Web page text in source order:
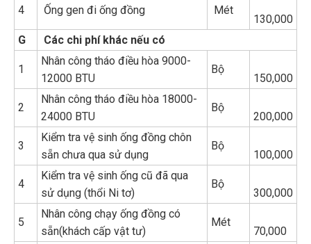
4 Ống gen đi ống đồng Mét
130,000
G
Các chi phí khác nếu có
1
Nhân công tháo điều hòa 9000-
12000 BTU
Bộ
150,000
2
Nhân công tháo điều hòa 18000-
24000 BTU
Bộ
200,000
3
Kiểm tra vệ sinh ống đồng chôn
sẵn chưa qua sử dụng
Bộ
100,000
4
Kiểm tra vệ sinh ống cũ đã qua
sử dụng (thổi Ni tơ)
Bộ
300,000
5
Nhân công chạy ống đồng có
sẵn(khách cấp vật tư)
Mét
70,000